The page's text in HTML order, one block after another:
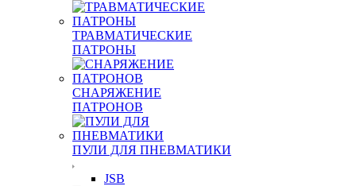
ТРАВМАТИЧЕСКИЕ
ПАТРОНЫ
СНАРЯЖЕНИЕ
ПАТРОНОВ
ПУЛИ ДЛЯ ПНЕВМАТИКИ
JSB